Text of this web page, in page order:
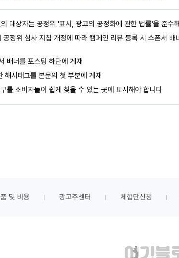
대상자는 공정위 '표시, 광고의 공정화에 관한 법률'을 준수
정위 심사 지침 개정에 따라 캠페인 리뷰 등록 시 스폰서 배
배너를 포스팅 하단에 게재
해시태그를 본문의 첫 부분에 게재
를 소비자들이 쉽게 찾을 수 있는 곳에 표시해야 합니다
및 비용 광고주센터 체험단신청